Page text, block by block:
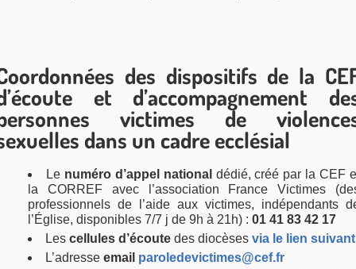
des dispositifs de la
et d’accompagnement
victimes de
dans un cadre ecclésial
Le numéro d’appel national dédié, créé par la CEF
la CORREF avec l’association France Victimes
professionnels de l’aide aux victimes, indépendants
l’Église, disponibles 7/7 j de 9h à 21h) : 01 41 83 42 17
Les cellules d’écoute des diocèses via le lien suivant
L’adresse email paroledevictimes@cef.fr